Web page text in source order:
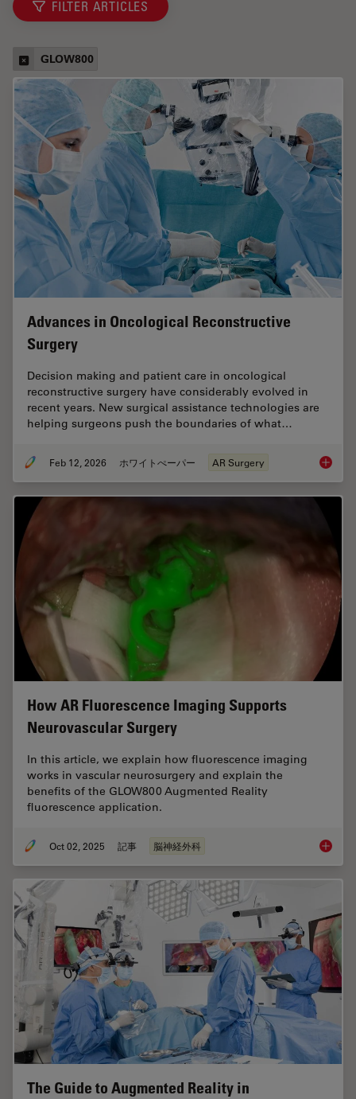
FILTER ARTICLES
GLOW800
Advances in Oncological Reconstructive
Surgery
Decision making and patient care in oncological
reconstructive surgery have considerably evolved in
recent years. New surgical assistance technologies are
helping surgeons push the boundaries of what…
Feb 12, 2026 ホワイトぺーパー AR Surgery
How AR Fluorescence Imaging Supports
Neurovascular Surgery
In this article, we explain how fluorescence imaging
works in vascular neurosurgery and explain the
benefits of the GLOW800 Augmented Reality
fluorescence application.
Oct 02, 2025 記事 脳神経外科 How
The Guide to Augmented Reality in